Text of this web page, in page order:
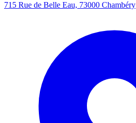
715 Rue de Belle Eau, 73000 Chambéry